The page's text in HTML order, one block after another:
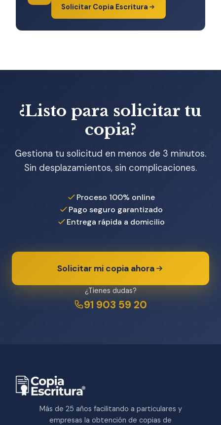
Solicitar Copia Escritura
¿Listo para solicitar tu
copia?
Gestiona tu solicitud en menos de 3 minutos.
Sin desplazamientos, sin complicaciones.
Proceso 100% online
Pago seguro garantizado
Entrega rápida a domicilio
Solicitar mi copia ahora
¿Tienes dudas?
91 903 59 20
Más de 25 años facilitando a particulares y
empresas la obtención de copias de